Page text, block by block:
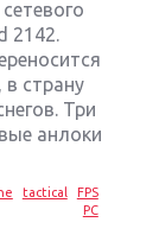
2142.
в страну
Три
анлоки
tactical
FPS
PC